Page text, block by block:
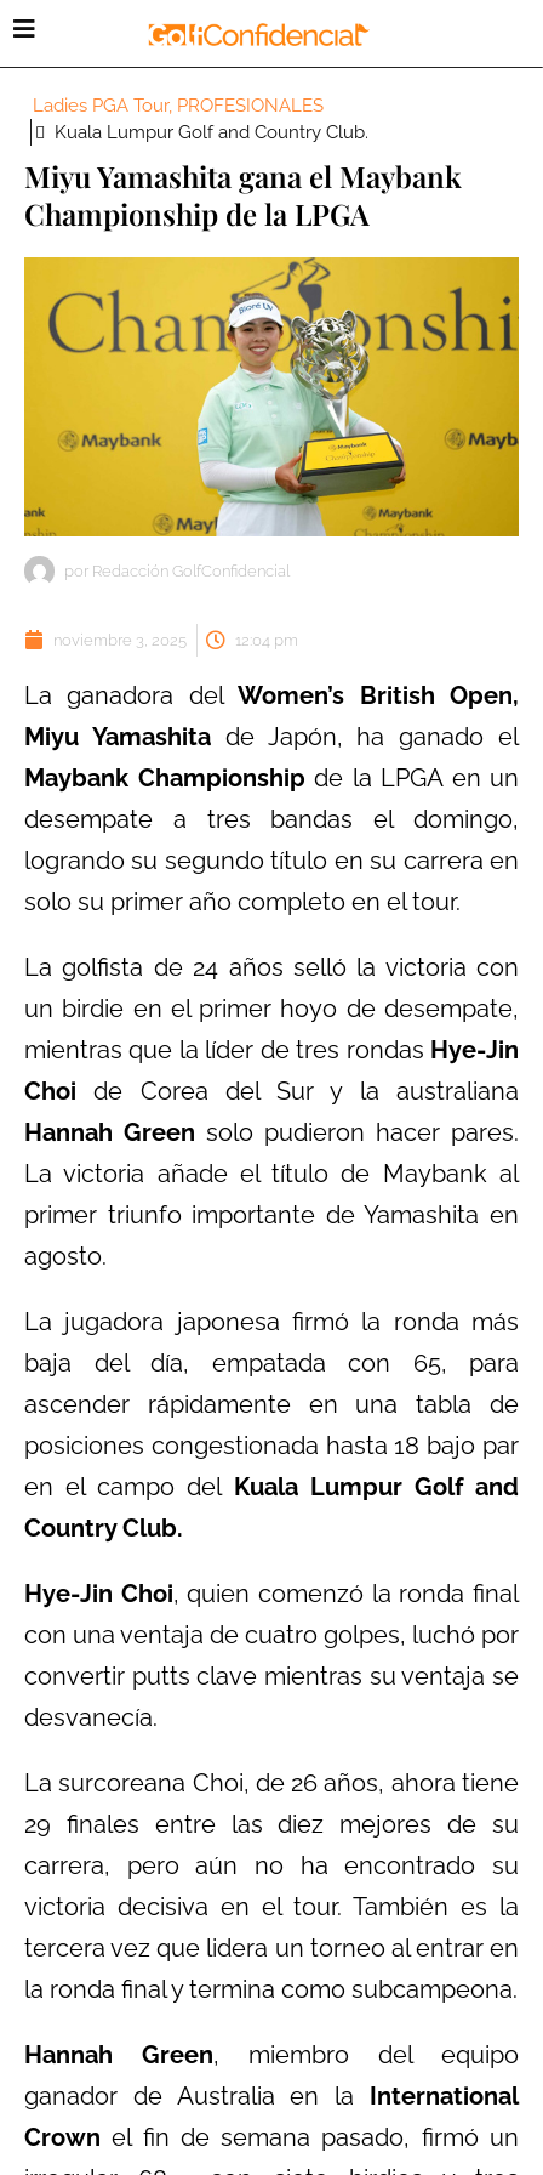
Ladies PGA Tour, PROFESIONALES
Kuala Lumpur Golf and Country Club.
Miyu Yamashita gana el Maybank
Championship de la LPGA
por Redacción GolfConfidencial
noviembre 3, 2025 12:04 pm
La ganadora delWomen’s British Open,
Miyu Yamashitade Japón, ha ganado el
Maybank Championship de la LPGA en un
desempate a tres bandas el domingo,
logrando su segundo título en su carrera en
solo su primer año completo en el tour.
La golfista de 24 años selló la victoria con
un birdie en el primer hoyo de desempate,
mientras que la líder de tres rondas Hye-Jin
Choi de Corea del Sur y la australiana
Hannah Green solo pudieron hacer pares.
La victoria añade el título de Maybank al
primer triunfo importante de Yamashita en
agosto.
La jugadora japonesa firmó la ronda más
baja del día, empatada con 65, para
ascender rápidamente en una tabla de
posiciones congestionada hasta 18 bajo par
en el campo del Kuala Lumpur Golf and
Country Club.
Hye-Jin Choi, quien comenzó la ronda final
con una ventaja de cuatro golpes, luchó por
convertir putts clave mientras su ventaja se
desvanecía.
La surcoreana Choi, de 26 años, ahora tiene
29 finales entre las diez mejores de su
carrera, pero aún no ha encontrado su
victoria decisiva en el tour. También es la
tercera vez que lidera un torneo al entrar en
la ronda final y termina como subcampeona.
Hannah Green, miembro del equipo
ganador de Australia en la International
Crown el fin de semana pasado, firmó un